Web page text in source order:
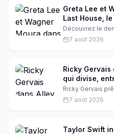
événement qui
européen et
Greta Lee et
Last House,
tiendra en
Découvrez le
House, avec
qui allie sci-fi,
7 août 2026
Ricky
qui divise,
Ricky Gervais
comédie animée
potache et
7 août 2026
Taylor Swift